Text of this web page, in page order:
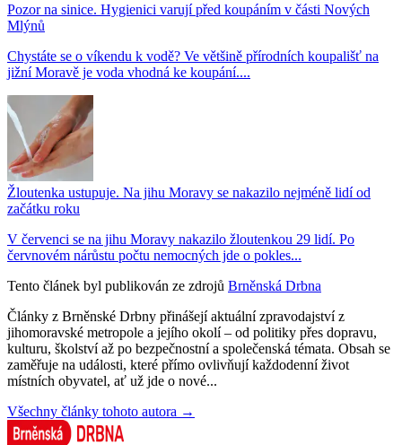
Pozor na sinice. Hygienici varují před koupáním v části Nových
Mlýnů
Chystáte se o víkendu k vodě? Ve většině přírodních koupališť na
jižní Moravě je voda vhodná ke koupání....
Žloutenka ustupuje. Na jihu Moravy se nakazilo nejméně lidí od
začátku roku
V červenci se na jihu Moravy nakazilo žloutenkou 29 lidí. Po
červnovém nárůstu počtu nemocných jde o pokles...
Tento článek byl publikován ze zdrojů Brněnská Drbna
Články z Brněnské Drbny přinášejí aktuální zpravodajství z
jihomoravské metropole a jejího okolí – od politiky přes dopravu,
kulturu, školství až po bezpečnostní a společenská témata. Obsah se
zaměřuje na události, které přímo ovlivňují každodenní život
místních obyvatel, ať už jde o nové...
Všechny články tohoto autora →